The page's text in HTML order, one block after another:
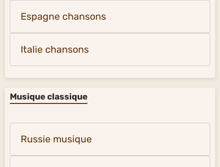
États-Unis musique
France chansons
Espagne chansons
Italie chansons